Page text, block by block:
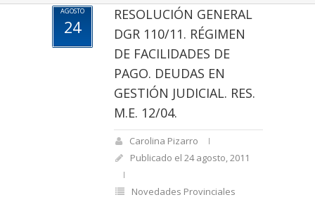
AGOSTO
24
RESOLUCIÓN GENERAL
DGR 110/11. RÉGIMEN
DE FACILIDADES DE
PAGO. DEUDAS EN
GESTIÓN JUDICIAL. RES.
M.E. 12/04.
Carolina Pizarro
Publicado el 24 agosto, 2011
Novedades Provinciales